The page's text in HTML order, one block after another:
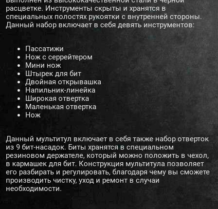
расцветке. Инструменты скрыты и хранятся в
специальных полостях рукоятки с внутренней стороны.
Данный набор включает в себя девять инструментов:
Пассатижи
Нож с серрейтером
Мини нож
Штырек для бит
Двойная открывашка
Напильник-линейка
Широкая отвертка
Маленькая отвертка
Нож
Данный мультитул включает в себя также набор отверток
из 9 бит-насадок. Биты хранятся в специальном
резиновом держателе, который можно положить в чехол,
в кармашек для бит. Конструкция мультитула позволяет
его разбирать и регулировать, благодаря чему вы сможете
производить чистку, уход и ремонт в случаи
необходимости.